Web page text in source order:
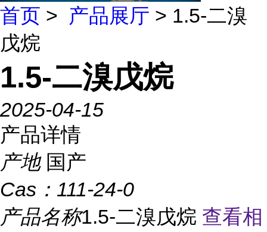
首页 > 产品展厅 > 1.5-二溴
戊烷
1.5-二溴戊烷
2025-04-15
产品详情
产地 国产
Cas： 111-24-0
产品名称1.5-二溴戊烷 查看相